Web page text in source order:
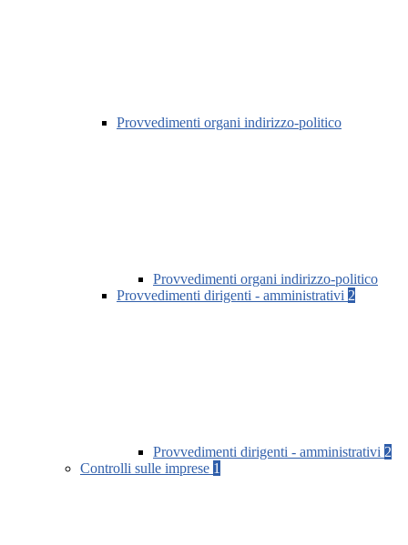
Provvedimenti organi indirizzo-politico
Provvedimenti organi indirizzo-politico
Provvedimenti dirigenti - amministrativi 2
Provvedimenti dirigenti - amministrativi 2
Controlli sulle imprese 1